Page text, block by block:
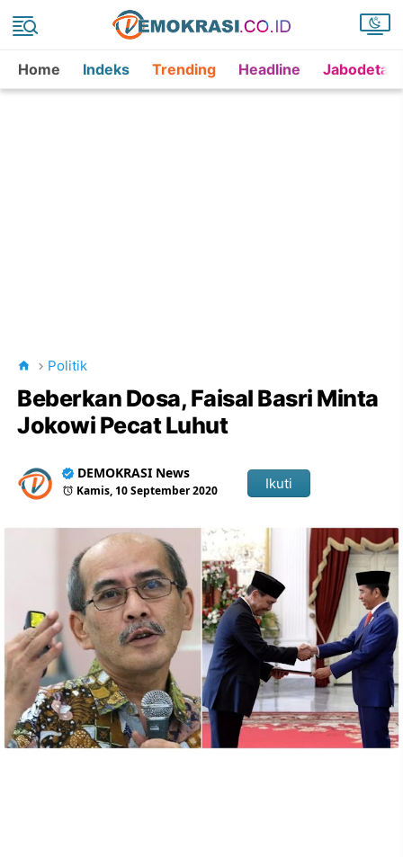
Home Indeks Trending Headline
Politik
Beberkan Dosa, Faisal Basri Minta
Jokowi Pecat Luhut
DEMOKRASI News
Kamis, 10 September 2020 Ikuti